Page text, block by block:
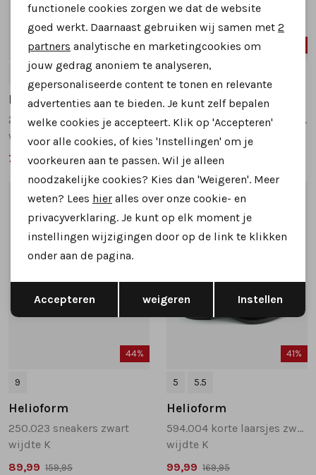
43%
5,5
Helioform
282.001 sneakers wit
wijdte H
79,99 139,95
5
Helioform
285.001 sneakers zwart combinatie
wijdte H
89,99 149,95
/2
44%
9
Helioform
250.023 sneakers zwart
wijdte K
89,99 159,95
1/2
41%
5 5.5
Helioform
594.004 korte laarsjes zwart
wijdte K
99,99 169,95
Analytische cookies
Marketing cookies
Terug Opslaan
functionele cookies zorgen we dat de website
goed werkt. Daarnaast gebruiken wij samen met 2
partners analytische en marketingcookies om
jouw gedrag anoniem te analyseren,
gepersonaliseerde content te tonen en relevante
advertenties aan te bieden. Je kunt zelf bepalen
welke cookies je accepteert. Klik op 'Accepteren'
voor alle cookies, of kies 'Instellingen' om je
voorkeuren aan te passen. Wil je alleen
noodzakelijke cookies? Kies dan 'Weigeren'. Meer
weten? Lees hier alles over onze cookie- en
privacyverklaring. Je kunt op elk moment je
instellingen wijzigingen door op de link te klikken
onder aan de pagina.
Accepteren weigeren Instellen